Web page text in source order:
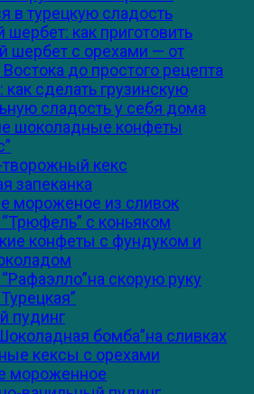
в турецкую сладость
как приготовить
шербет с орехами — от
до простого рецепта
как сделать грузинскую
сладость у себя дома
шоколадные конфеты
кекс
запеканка
мороженое из сливок
с коньяком
конфеты с фундуком и
скорую руку
пудинг
бомба”на сливках
кексы с орехами
мороженное